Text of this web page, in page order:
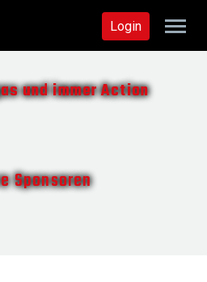
Login
und immer Action
Sponsoren